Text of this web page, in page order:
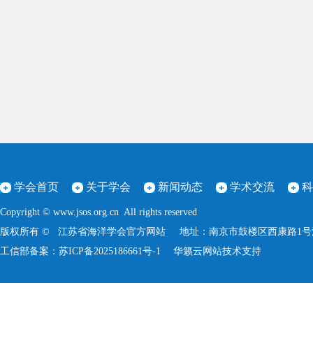
学会首页 关于学会 新闻动态 学术交流
Copyright © www.jsos.org.cn All rights reserved
版权所有 © 江苏省海洋学会官方网站 地址：南京市鼓楼区西康路1号
工信部备案： 苏ICP备2025186661号-1 华籁云 网站技术支持